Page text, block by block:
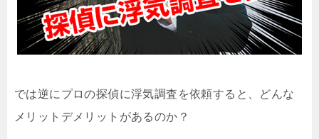
では逆にプロの探偵に浮気調査を依頼すると、どんな
メリットデメリットがあるのか？